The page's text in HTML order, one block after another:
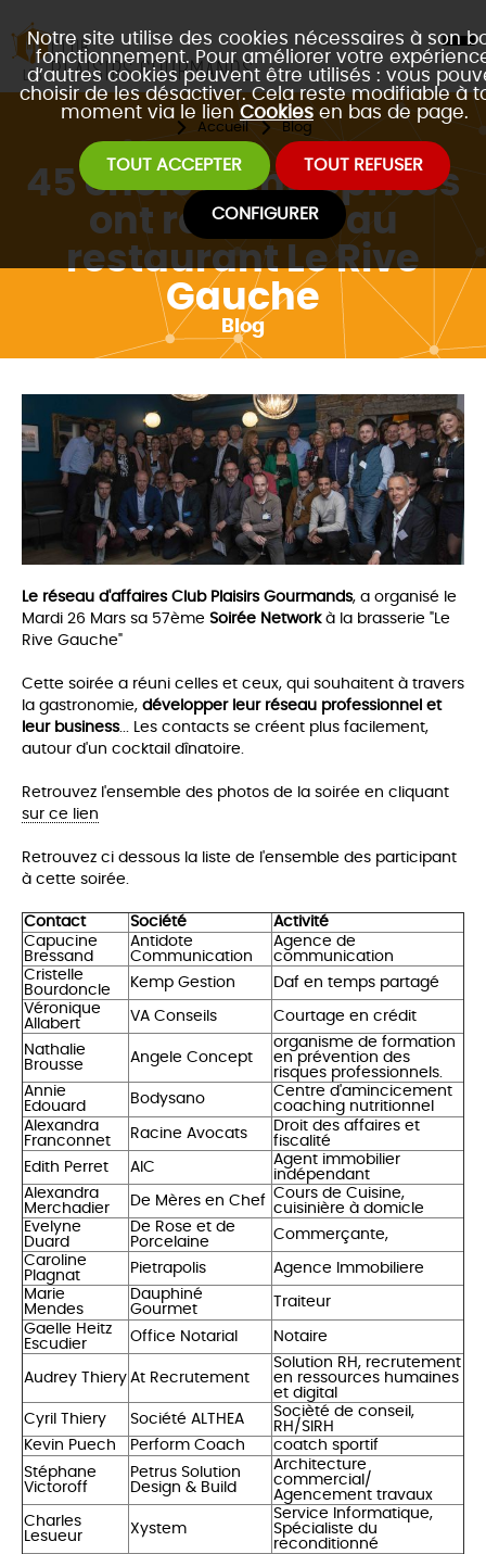
Notre site utilise des cookies nécessaires à son
fonctionnement. Pour améliorer votre
d’autres cookies peuvent être utilisés : vous
choisir de les désactiver. Cela reste modifiable à
moment via le lien Cookies en bas de page.
TOUT ACCEPTER TOUT REFUSER
CONFIGURER
Accueil Blog
45 chefs d'entreprises
ont réseauté au
restaurant Le Rive
Gauche
Blog
Le réseau d'affaires Club Plaisirs Gourmands, a organisé le
Mardi 26 Mars sa 57ème Soirée Networkà la brasserie "Le
Rive Gauche"
Cette soirée a réuni celles et ceux, qui souhaitent à travers
la gastronomie, développer leur réseau professionnel et
leur business... Les contacts se créent plus facilement,
autour d'un cocktail dînatoire.
Retrouvez l'ensemble des photos de la soirée en cliquant
sur ce lien
Retrouvez ci dessous la liste de l'ensemble des participant
à cette soirée.
Contact Société
Activité
Capucine
Bressand
Antidote
Communication
Agence de
communication
Cristelle
Bourdoncle
Kemp Gestion
Daf en temps partagé
Véronique
Allabert
VA Conseils Courtage en crédit
Nathalie
Brousse
Angele Concept
organisme de formation
en prévention des
risques professionnels.
Annie
Edouard
Bodysano
Centre d'amincicement
coaching nutritionnel
Alexandra
Franconnet
Racine Avocats
Droit des affaires et
fiscalité
Edith Perret
AIC
Agent immobilier
indépendant
Alexandra
Merchadier
De Mères en Chef Cours de Cuisine,
cuisinière à domicle
Evelyne
Duard
De Rose et de
Porcelaine
Commerçante,
Caroline
Plagnat
Pietrapolis
Agence Immobiliere
Marie
Mendes
Dauphiné
Gourmet
Traiteur
Gaelle Heitz
Escudier
Office Notarial Notaire
Audrey Thiery At Recrutement
Solution RH, recrutement
en ressources humaines
et digital
Cyril Thiery
Société ALTHEA
Socièté de conseil,
RH/SIRH
Kevin Puech
Perform Coach
coatch sportif
Stéphane
Victoroff
Petrus Solution
Design & Build
Architecture
commercial/
Agencement travaux
Charles
Lesueur
Xystem
Service Informatique,
Spécialiste du
reconditionné